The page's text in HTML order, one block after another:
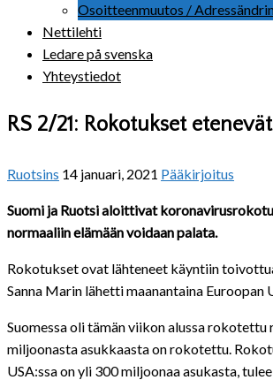
Osoitteenmuutos /
Nettilehti
Ledare på svenska
Yhteystiedot
RS 2/21: Rokotukset
Ruotsins 14 januari, 2021 Pääkirjoitus
Suomi ja Ruotsi aloittivat
normaaliin elämään voidaan palata.
Rokotukset ovat lähteneet käyntiin
Sanna Marin lähetti maanantaina
Suomessa oli tämän viikon alussa
miljoonasta asukkaasta on rokotettu.
USA:ssa on yli 300 miljoonaa asukasta,